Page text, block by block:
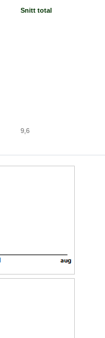
Snitt total
9,6